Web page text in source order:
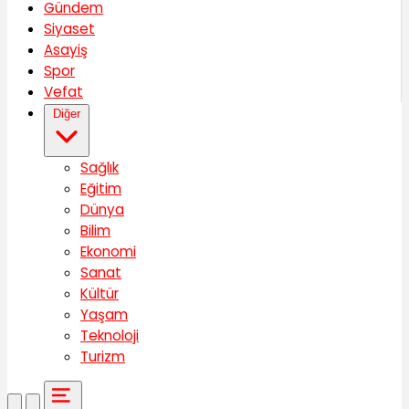
Gündem
Siyaset
Asayiş
Spor
Vefat
Diğer
Sağlık
Eğitim
Dünya
Bilim
Ekonomi
Sanat
Kültür
Yaşam
Teknoloji
Turizm